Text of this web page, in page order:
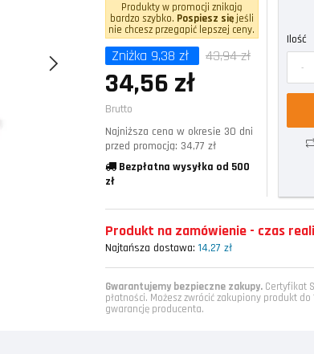
Produkty w promocji znikają
bardzo szybko. Pospiesz sięjeśli
nie chcesz przegapić lepszej ceny.
Zniżka 9,38 zł 43,94 zł
34,56 zł
Brutto
Najniższa cena w okresie 30 dni
przed promocją: 34,77 zł
Bezpłatna wysyłka od 500
zł
Ilość
-
Produkt na zamówienie - czas
Najtańsza dostawa: 14,27 zł
Gwarantujemy bezpieczne zakupy.Certyfikat
płatności. Możesz zwrócić zakupiony produkt
gwarancję producenta.